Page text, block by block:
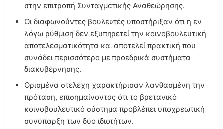
στην επιτροπή Συνταγματικής Αναθεώρησης.
Οι διαφωνούντες βουλευτές υποστήριξαν ότι η εν
λόγω ρύθμιση δεν εξυπηρετεί την κοινοβουλευτική
αποτελεσματικότητα και αποτελεί πρακτική που
συνάδει περισσότερο με προεδρικά συστήματα
διακυβέρνησης.
Ορισμένα στελέχη χαρακτήρισαν λανθασμένη την
πρόταση, επισημαίνοντας ότι το βρετανικό
κοινοβουλευτικό σύστημα προβλέπει υποχρεωτική
συνύπαρξη των δύο ιδιοτήτων.